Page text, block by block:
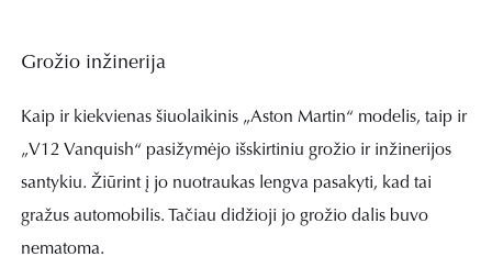
Grožio inžinerija
Kaip ir kiekvienas šiuolaikinis „Aston Martin“ modelis, taip ir
„V12 Vanquish“ pasižymėjo išskirtiniu grožio ir inžinerijos
santykiu. Žiūrint į jo nuotraukas lengva pasakyti, kad tai
gražus automobilis. Tačiau didžioji jo grožio dalis buvo
nematoma.